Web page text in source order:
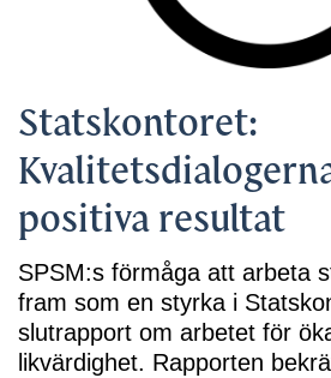
Statskontoret:
positiva resultat
SPSM:s förmåga att arbeta
fram som en styrka i
slutrapport om arbetet för
likvärdighet. Rapporten